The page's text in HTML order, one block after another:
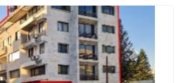
Επόμενο